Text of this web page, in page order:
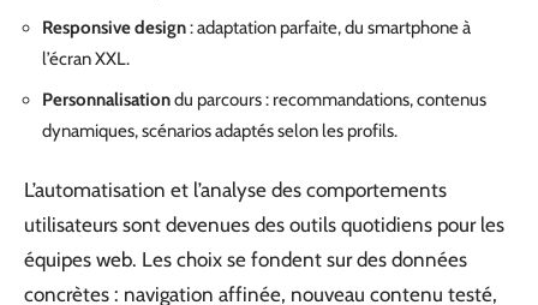
Responsive design: adaptation parfaite, du smartphone à
l’écran XXL.
Personnalisationdu parcours : recommandations, contenus
dynamiques, scénarios adaptés selon les profils.
L’automatisation et l’analyse des comportements
utilisateurs sont devenues des outils quotidiens pour les
équipes web. Les choix se fondent sur des données
concrètes : navigation affinée, nouveau contenu testé,